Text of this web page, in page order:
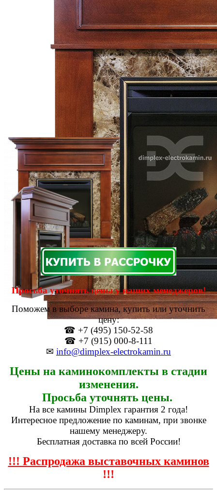
Просьба уточнять цены у наших менеджеров!
Поможем в выборе камина, купить или уточнить
цену:
☎ +7 (495) 150-52-58
☎ +7 (915) 000-8-111
✉ info@dimplex-electrokamin.ru
Цены на каминокомплекты в стадии
изменения.
Просьба уточнять цены.
На все камины Dimplex гарантия 2 года!
Интересное предложение по каминам, при звонке
нашему менеджеру.
Бесплатная доставка по всей России!
!!! Распродажа выставочных каминов
!!!